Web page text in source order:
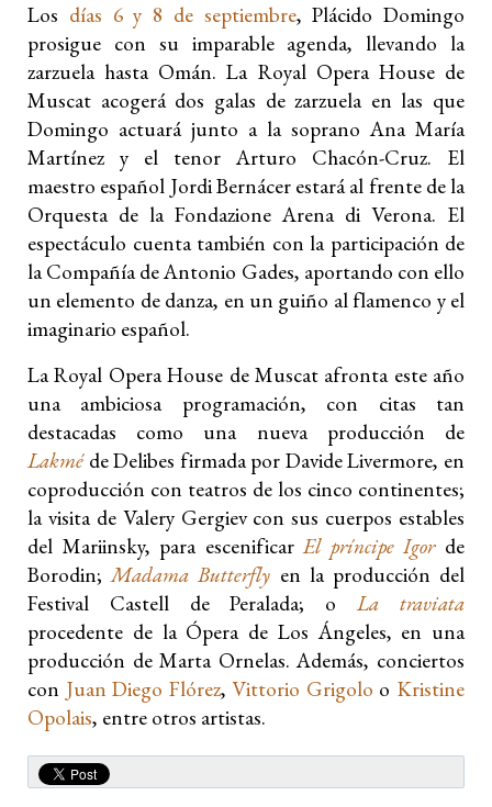
Los días 6 y 8 de septiembre, Plácido Domingo
prosigue con su imparable agenda, llevando la
zarzuela hasta Omán. La Royal Opera House de
Muscat acogerá dos galas de zarzuela en las que
Domingo actuará junto a la soprano Ana María
Martínez y el tenor Arturo Chacón-Cruz. El
maestro español Jordi Bernácer estará al frente de la
Orquesta de la Fondazione Arena di Verona. El
espectáculo cuenta también con la participación de
la Compañía de Antonio Gades, aportando con ello
un elemento de danza, en un guiño al flamenco y el
imaginario español.
La Royal Opera House de Muscat afronta este año
una ambiciosa programación, con citas tan
destacadas como una nueva producción de
Lakméde Delibes firmada por Davide Livermore, en
coproducción con teatros de los cinco continentes;
la visita de Valery Gergiev con sus cuerpos estables
del Mariinsky, para escenificarEl príncipe Igorde
Borodin;Madama Butterfly en la producción del
Festival Castell de Peralada; oLa traviata
procedente de la Ópera de Los Ángeles, en una
producción de Marta Ornelas. Además, conciertos
con Juan Diego Flórez,Vittorio Grigolo o Kristine
Opolais, entre otros artistas.